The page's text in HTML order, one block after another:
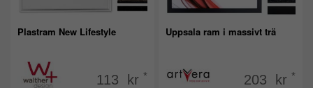
Plastram New Lifestyle
113 kr *
Uppsala ram i massivt trä
203 kr *